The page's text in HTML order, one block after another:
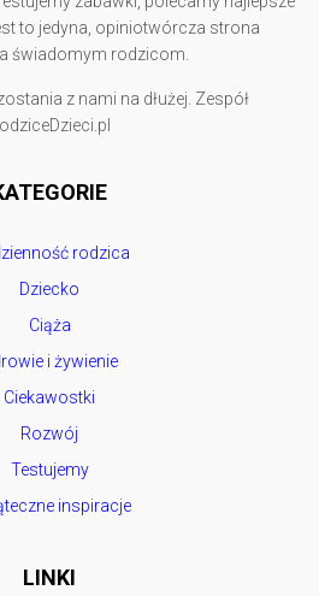
to jedyna, opiniotwórcza strona
świadomym rodzicom.
z nami na dłużej. Zespół
rodzica
Dziecko
Ciąża
i żywienie
Ciekawostki
Rozwój
Testujemy
inspiracje
LINKI